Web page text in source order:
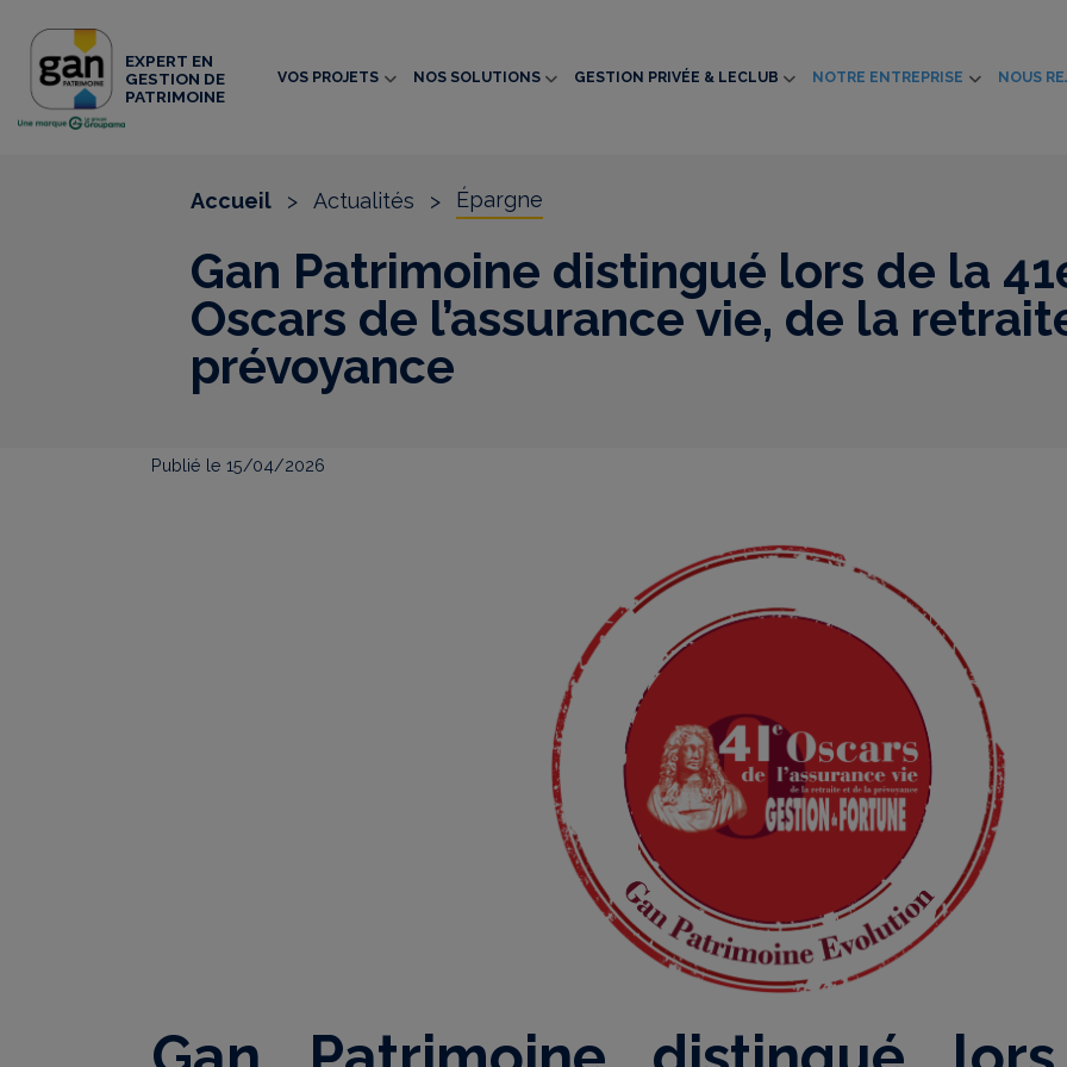
EXPERT EN
GESTION DE
PATRIMOINE
VOS PROJETS NOS SOLUTIONS GESTION PRIVÉE & LECLUB NOTRE ENTREPRISE NOUS
Accueil > Actualités > Épargne
Gan Patrimoine distingué lors de la
Oscars de l’assurance vie, de la
prévoyance
Publié le 15/04/2026